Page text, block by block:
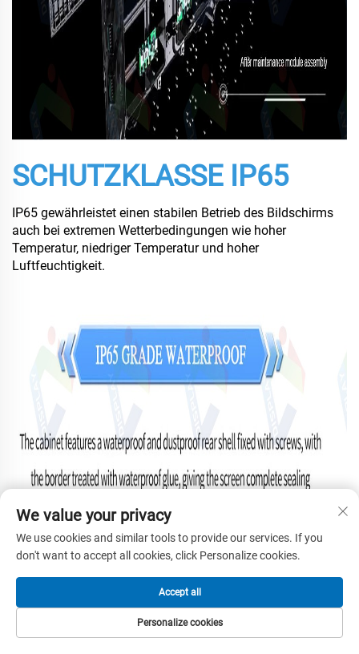
SCHUTZKLASSE IP65
IP65 gewährleistet einen stabilen Betrieb des Bildschirms
auch bei extremen Wetterbedingungen wie hoher
Temperatur, niedriger Temperatur und hoher
Luftfeuchtigkeit.
We value your privacy
We use cookies and similar tools to provide our services. If you
don't want to accept all cookies, click Personalize cookies.
Personalize cookies
Accept all